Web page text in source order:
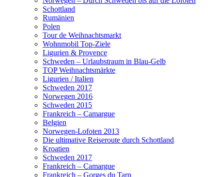
Schottland
Rumänien
Polen
Tour de Weihnachtsmarkt
Wohnmobil Top-Ziele
Ligurien & Provence
Schweden – Urlaubstraum in Blau-Gelb
TOP Weihnachtsmärkte
Ligurien / Italien
Schweden 2017
Norwegen 2016
Schweden 2015
Frankreich – Camargue
Belgien
Norwegen-Lofoten 2013
Die ultimative Reiseroute durch Schottland
Kroatien
Schweden 2017
Frankreich – Camargue
Frankreich – Gorges du Tarn